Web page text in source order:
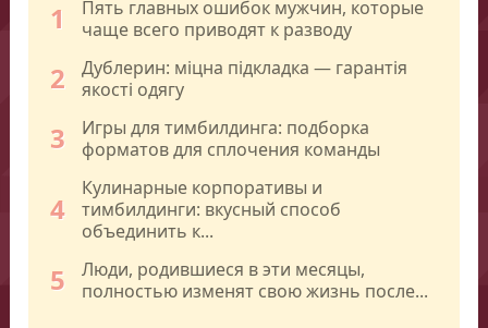
1
Пять главных ошибок мужчин, которые
чаще всего приводят к разводу
2
Дублерин: міцна підкладка — гарантія
якості одягу
3
Игры для тимбилдинга: подборка
форматов для сплочения команды
4
Кулинарные корпоративы и
тимбилдинги: вкусный способ
объединить к...
5
Люди, родившиеся в эти месяцы,
полностью изменят свою жизнь после...